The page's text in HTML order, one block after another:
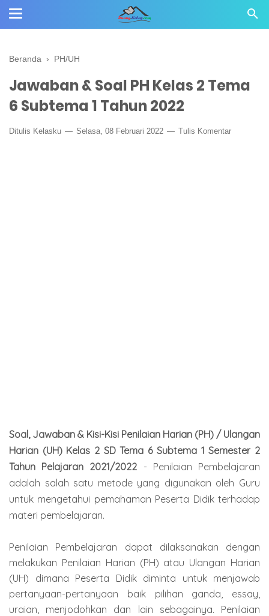
Beranda › PH/UH
Jawaban & Soal PH Kelas 2 Tema
6 Subtema 1 Tahun 2022
Ditulis Kelasku Selasa, 08 Februari 2022 Tulis Komentar
Soal, Jawaban & Kisi-Kisi Penilaian Harian (PH) / Ulangan
Harian (UH) Kelas 2 SD Tema 6 Subtema 1 Semester 2
Tahun Pelajaran 2021/2022 - Penilaian Pembelajaran
adalah salah satu metode yang digunakan oleh Guru
untuk mengetahui pemahaman Peserta Didik terhadap
materi pembelajaran.
Penilaian Pembelajaran dapat dilaksanakan dengan
melakukan Penilaian Harian (PH) atau Ulangan Harian
(UH) dimana Peserta Didik diminta untuk menjawab
pertanyaan-pertanyaan baik pilihan ganda, essay,
uraian, menjodohkan dan lain sebagainya. Penilaian